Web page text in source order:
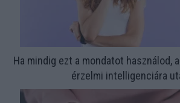
Ha mindig ezt a mondatot használod,
érzelmi intelligenciára